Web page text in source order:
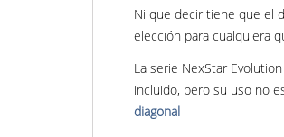
Ni que decir tiene que el
elección para cualquiera
La serie NexStar
incluido, pero su uso no
diagonal